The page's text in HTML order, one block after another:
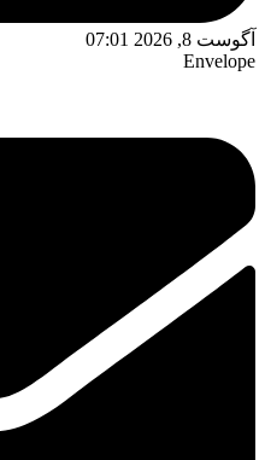
آگوست 8, 2026 07:01
Envelope